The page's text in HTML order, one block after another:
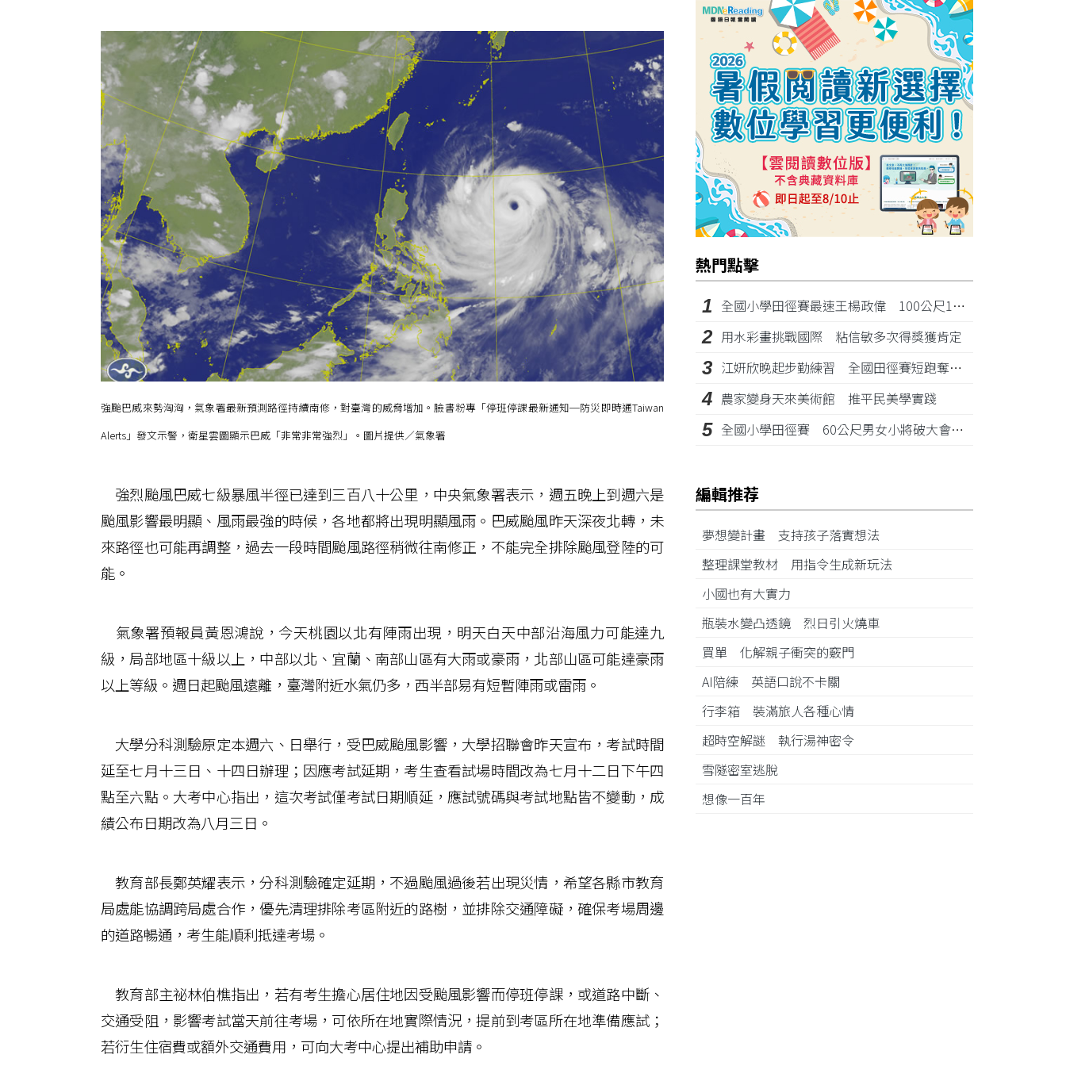
強颱巴威來勢洶洶，氣象署最新預測路徑持續南修，對臺灣的威脅增加。臉書粉專「停班停課最新通知─防災即時通Taiwan
Alerts」發文示警，衛星雲圖顯示巴威「非常非常強烈」。圖片提供／氣象署
強烈颱風巴威七級暴風半徑已達到三百八十公里，中央氣象署表示，週五晚上到週六是
颱風影響最明顯、風雨最強的時候，各地都將出現明顯風雨。巴威颱風昨天深夜北轉，未
來路徑也可能再調整，過去一段時間颱風路徑稍微往南修正，不能完全排除颱風登陸的可
能。
氣象署預報員黃恩鴻說，今天桃園以北有陣雨出現，明天白天中部沿海風力可能達九
級，局部地區十級以上，中部以北、宜蘭、南部山區有大雨或豪雨，北部山區可能達豪雨
以上等級。週日起颱風遠離，臺灣附近水氣仍多，西半部易有短暫陣雨或雷雨。
大學分科測驗原定本週六、日舉行，受巴威颱風影響，大學招聯會昨天宣布，考試時間
延至七月十三日、十四日辦理；因應考試延期，考生查看試場時間改為七月十二日下午四
點至六點。大考中心指出，這次考試僅考試日期順延，應試號碼與考試地點皆不變動，成
績公布日期改為八月三日。
教育部長鄭英耀表示，分科測驗確定延期，不過颱風過後若出現災情，希望各縣市教育
局處能協調跨局處合作，優先清理排除考區附近的路樹，並排除交通障礙，確保考場周邊
的道路暢通，考生能順利抵達考場。
教育部主祕林伯樵指出，若有考生擔心居住地因受颱風影響而停班停課，或道路中斷、
交通受阻，影響考試當天前往考場，可依所在地實際情況，提前到考區所在地準備應試；
若衍生住宿費或額外交通費用，可向大考中心提出補助申請。
熱門點擊
1 全國小學田徑賽最速王楊政偉 100公尺11秒87奪金
2 用水彩畫挑戰國際 粘信敏多次得獎獲肯定
3 江姸欣晚起步勤練習 全國田徑賽短跑奪金摘銅
4 農家變身天來美術館 推平民美學實踐
5 全國小學田徑賽 60公尺男女小將破大會紀錄
編輯推荐
夢想變計畫 支持孩子落實想法
整理課堂教材 用指令生成新玩法
小國也有大實力
瓶裝水變凸透鏡 烈日引火燒車
買單 化解親子衝突的竅門
AI陪練 英語口說不卡關
行李箱 裝滿旅人各種心情
超時空解謎 執行湯神密令
雪隧密室逃脫
想像一百年